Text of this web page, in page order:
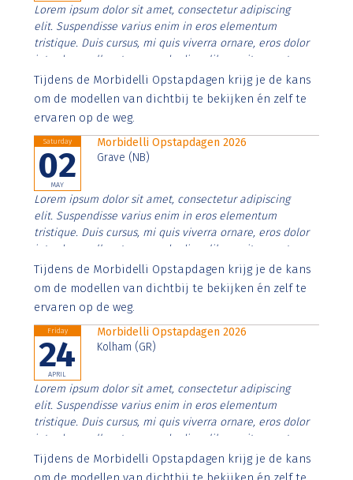
Lorem ipsum dolor sit amet, consectetur adipiscing
elit. Suspendisse varius enim in eros elementum
tristique. Duis cursus, mi quis viverra ornare, eros dolor
interdum nulla, ut commodo diam libero vitae erat.
Aenean faucibus nibh et justo cursus id rutrum lorem
imperdiet. Nunc ut sem vitae risus tristique posuere.
Tijdens de Morbidelli Opstapdagen krijg je de kans
om de modellen van dichtbij te bekijken én zelf te
ervaren op de weg.
Saturday
02
MAY
Morbidelli Opstapdagen 2026
Grave (NB)
Lorem ipsum dolor sit amet, consectetur adipiscing
elit. Suspendisse varius enim in eros elementum
tristique. Duis cursus, mi quis viverra ornare, eros dolor
interdum nulla, ut commodo diam libero vitae erat.
Aenean faucibus nibh et justo cursus id rutrum lorem
imperdiet. Nunc ut sem vitae risus tristique posuere.
Tijdens de Morbidelli Opstapdagen krijg je de kans
om de modellen van dichtbij te bekijken én zelf te
ervaren op de weg.
Friday
24
APRIL
Morbidelli Opstapdagen 2026
Kolham (GR)
Lorem ipsum dolor sit amet, consectetur adipiscing
elit. Suspendisse varius enim in eros elementum
tristique. Duis cursus, mi quis viverra ornare, eros dolor
interdum nulla, ut commodo diam libero vitae erat.
Aenean faucibus nibh et justo cursus id rutrum lorem
imperdiet. Nunc ut sem vitae risus tristique posuere.
Tijdens de Morbidelli Opstapdagen krijg je de kans